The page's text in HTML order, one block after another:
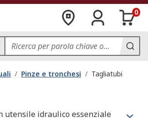
0
/ Pinze e tronchesi / Tagliatubi
utensile idraulico essenziale